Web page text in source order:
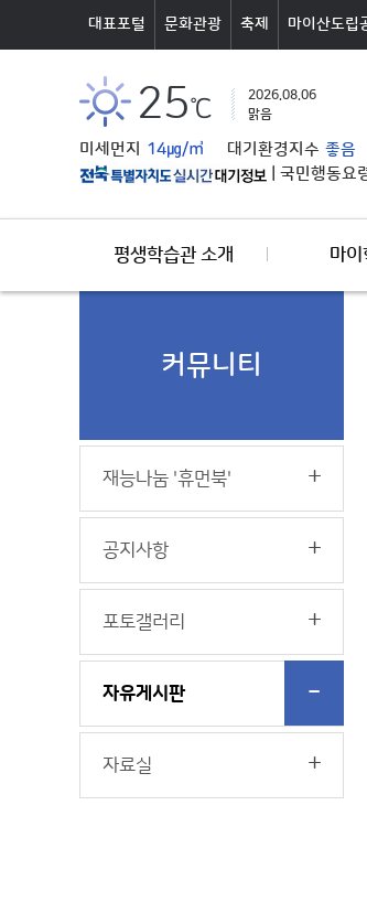
대표포털 문화관광 축제 마이산도립
25℃
2026.08.06
맑음
미세먼지 14㎍/㎥ 대기환경지수 좋음
국민행동요
평생학습관 소개 마이
커뮤니티
재능나눔 '휴먼북'
공지사항
포토갤러리
자유게시판
자료실